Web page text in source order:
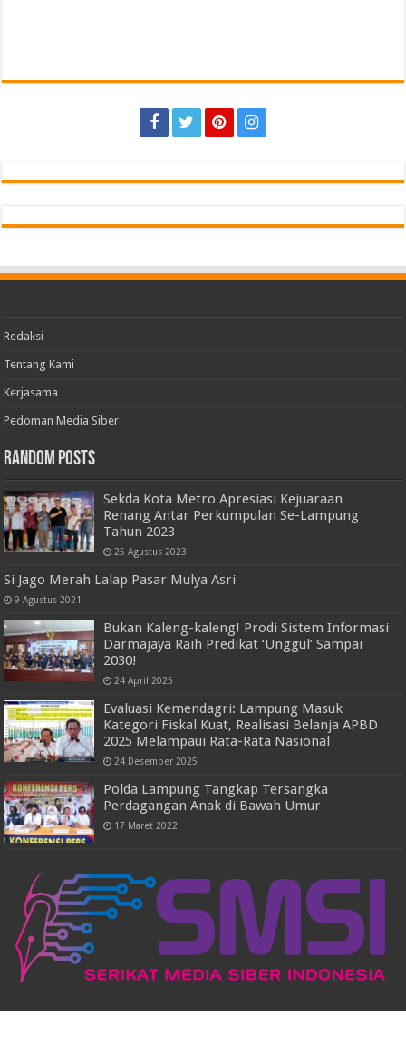
Redaksi
Tentang Kami
Kerjasama
Pedoman Media Siber
Random Posts
Sekda Kota Metro Apresiasi Kejuaraan
Renang Antar Perkumpulan Se-Lampung
Tahun 2023
25 Agustus 2023
Si Jago Merah Lalap Pasar Mulya Asri
9 Agustus 2021
Bukan Kaleng-kaleng! Prodi Sistem Informasi
Darmajaya Raih Predikat ‘Unggul’ Sampai
2030!
24 April 2025
Evaluasi Kemendagri: Lampung Masuk
Kategori Fiskal Kuat, Realisasi Belanja APBD
2025 Melampaui Rata-Rata Nasional
24 Desember 2025
Polda Lampung Tangkap Tersangka
Perdagangan Anak di Bawah Umur
17 Maret 2022